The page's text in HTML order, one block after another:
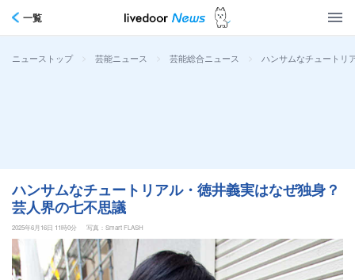
一覧
ニューストップ > 芸能ニュース > 芸能総合ニュース > ハンサムなチュートリ
ハンサムなチュートリアル・徳井義実はなぜ独身？
芸人界の七不思議
2025年6月16日 11時0分 写真：Smart FLASH